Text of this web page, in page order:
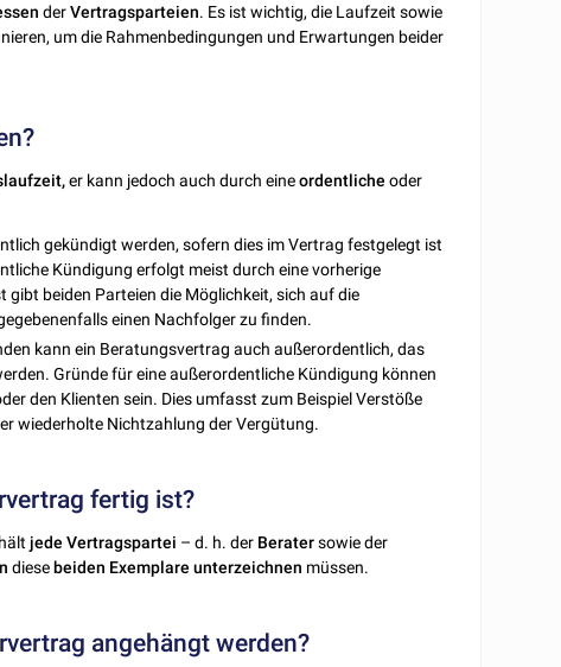
derVertragsparteien. Es ist wichtig, die Laufzeit sowie
um die Rahmenbedingungen und Erwartungen beider
er kann jedoch auch durch eineordentliche oder
gekündigt werden, sofern dies im Vertrag festgelegt ist
Kündigung erfolgt meist durch eine vorherige
beiden Parteien die Möglichkeit, sich auf die
einen Nachfolger zu finden.
kann ein Beratungsvertrag auch außerordentlich, das
Gründe für eine außerordentliche Kündigung können
den Klienten sein. Dies umfasst zum Beispiel Verstöße
wiederholte Nichtzahlung der Vergütung.
fertig ist?
jede Vertragspartei – d. h. der Beratersowie der
diese beiden Exemplare unterzeichnen müssen.
angehängt werden?